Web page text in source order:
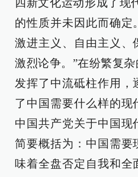
四新文化运动形成了现
的性质并未因此而确定
激进主义、自由主义、
激烈论争。”在纷繁复
发挥了中流砥柱作用，
了中国需要什么样的现
中国共产党关于中国现
简要概括为：中国需要
味着全盘否定自我和